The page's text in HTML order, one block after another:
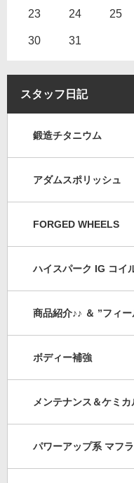
23 24 25
30 31
スタッフ日記
鍛造チタニウム
アダムスポリッシュ
FORGED WHEELS
ハイスパーク IG コイ
商品紹介♪♪ ＆ ”フィー
ボディー補強
メンテナンス＆ケミカ
パワーアップ系 マフ